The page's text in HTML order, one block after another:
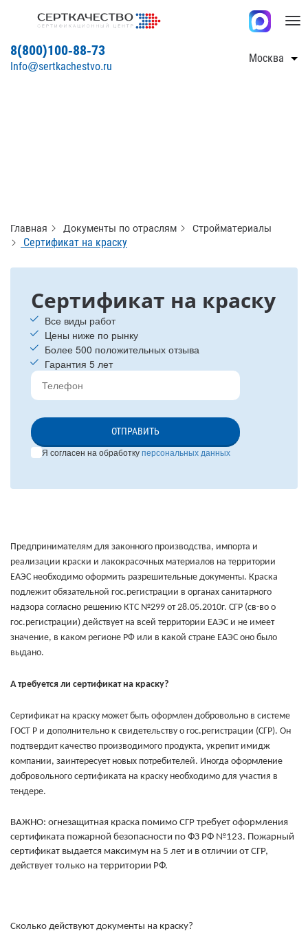
8(800)100-88-73
Info@sertkachestvo.ru
Москва
Главная Документы по отраслям Стройматериалы
Сертификат на краску
Сертификат на краску
Все виды работ
Цены ниже по рынку
Более 500 положительных отзыва
Гарантия 5 лет
ОТПРАВИТЬ
Я согласен на обработкуперсональных данных
Предпринимателям для законного производства, импорта и
реализации краски и лакокрасочных материалов на территории
ЕАЭС необходимо оформить разрешительные документы. Краска
подлежит обязательной гос.регистрации в органах санитарного
надзора согласно решению КТС №299 от 28.05.2010г. СГР (св-во о
гос.регистрации) действует на всей территории ЕАЭС и не имеет
значение, в каком регионе РФ или в какой стране ЕАЭС оно было
выдано.
А требуется ли сертификат на краску?
Сертификат на краску может быть оформлен добровольно в системе
ГОСТ Р и дополнительно к свидетельству о гос.регистрации (СГР). Он
подтвердит качество производимого продукта, укрепит имидж
компании, заинтересует новых потребителей. Иногда оформление
добровольного сертификата на краску необходимо для участия в
тендере.
ВАЖНО: огнезащитная краска помимо СГР требует оформления
сертификата пожарной безопасности по ФЗ РФ №123. Пожарный
сертификат выдается максимум на 5 лет и в отличии от СГР,
действует только на территории РФ.
Сколько действуют документы на краску?